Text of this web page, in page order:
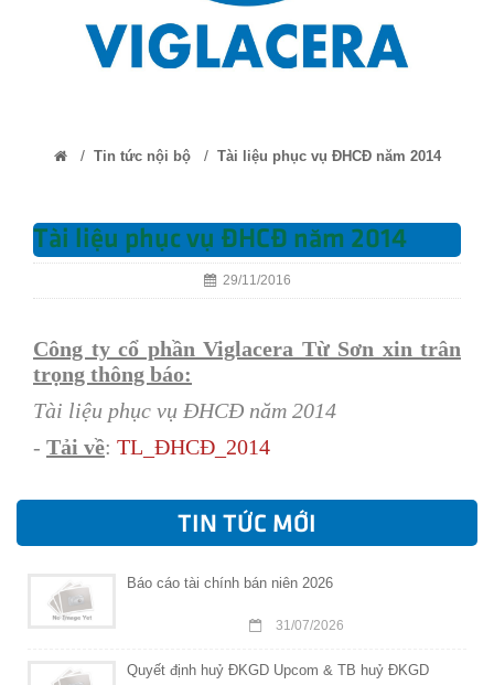
/ Tin tức nội bộ/ Tài liệu phục vụ ĐHCĐ năm 2014
Tài liệu phục vụ ĐHCĐ năm 2014
29/11/2016
Công ty cổ phần Viglacera Từ Sơn xin trân
trọng thông báo:
Tài liệu phục vụ ĐHCĐ năm 2014
- Tải về: TL_ĐHCĐ_2014
TIN TỨC MỚI
Báo cáo tài chính bán niên 2026
31/07/2026
Quyết định huỷ ĐKGD Upcom & TB huỷ ĐKGD